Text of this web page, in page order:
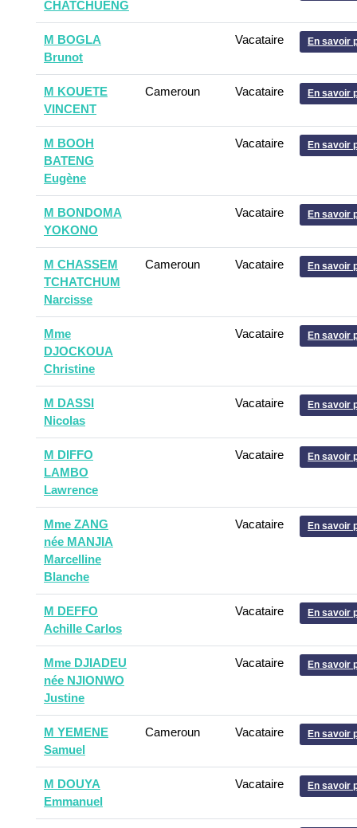
CHATCHUENG
M BOGLA
Brunot
Vacataire En savoir
M KOUETE
VINCENT
Cameroun Vacataire En savoir
M BOOH
BATENG
Eugène
Vacataire En savoir
M BONDOMA
YOKONO
Vacataire En savoir
M CHASSEM
TCHATCHUM
Narcisse
Cameroun Vacataire En savoir
Mme
DJOCKOUA
Christine
Vacataire En savoir
M DASSI
Nicolas
Vacataire En savoir
M DIFFO
LAMBO
Lawrence
Vacataire En savoir
Mme ZANG
née MANJIA
Marcelline
Blanche
Vacataire En savoir
M DEFFO
Achille Carlos
Vacataire En savoir
Mme DJIADEU
née NJIONWO
Justine
Vacataire En savoir
M YEMENE
Samuel
Cameroun Vacataire En savoir
M DOUYA
Emmanuel
Vacataire En savoir